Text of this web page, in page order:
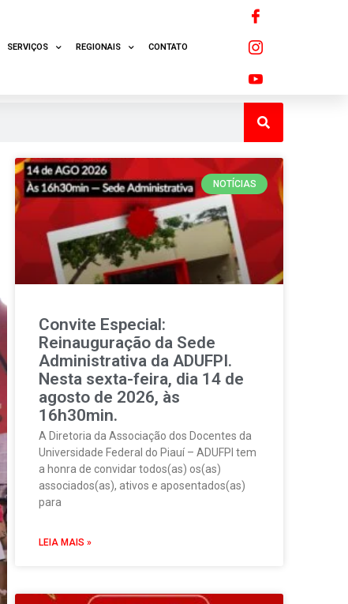
SERVIÇOS REGIONAIS CONTATO
NOTÍCIAS
Convite Especial:
Reinauguração da Sede
Administrativa da ADUFPI.
Nesta sexta-feira, dia 14 de
agosto de 2026, às
16h30min.
A Diretoria da Associação dos Docentes da
Universidade Federal do Piauí – ADUFPI tem
a honra de convidar todos(as) os(as)
associados(as), ativos e aposentados(as)
para
LEIA MAIS »